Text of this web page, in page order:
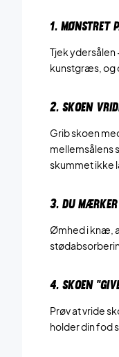
1. MØNSTRET
Tjek
kunstgræs, og
2. SKOEN
Grib skoen
mellemsålens
skummet ikke
3. DU MÆRKER
Ømhed i knæ,
4. SKOEN
Prøv at vride
holder din fod